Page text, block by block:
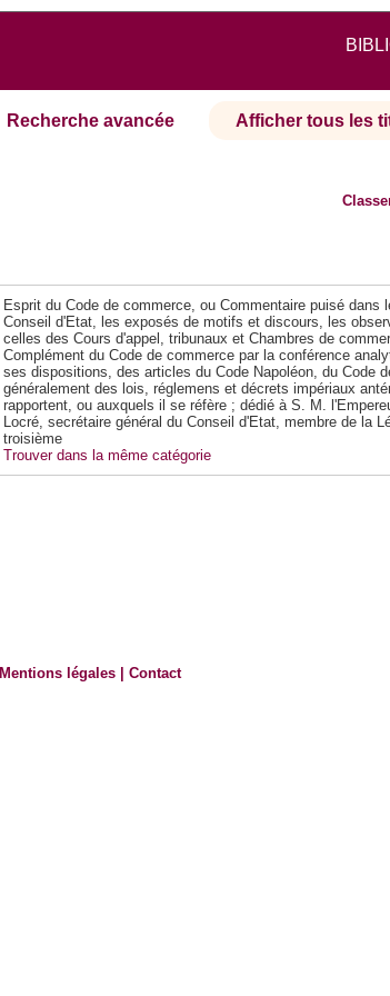
Recherche avancée Afficher tous les
Esprit du Code de commerce, ou Commentaire puisé dans
Conseil d'Etat, les exposés de motifs et discours, les
celles des Cours d'appel, tribunaux et Chambres de
Complément du Code de commerce par la conférence
ses dispositions, des articles du Code Napoléon, du Code
généralement des lois, réglemens et décrets impériaux
rapportent, ou auxquels il se réfère ; dédié à S. M.
Locré, secrétaire général du Conseil d'Etat, membre de la
troisième
Trouver dans la même catégorie
Mentions légales |Contact